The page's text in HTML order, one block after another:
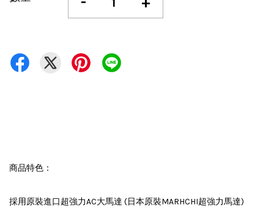
商品特色：
採用原裝進口超強力AC大馬達 (日本原裝MARHCHI超強力馬達)